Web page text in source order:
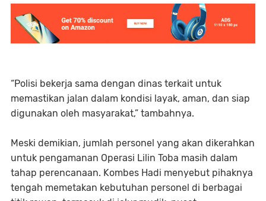
“Polisi bekerja sama dengan dinas terkait untuk
memastikan jalan dalam kondisi layak, aman, dan siap
digunakan oleh masyarakat,” tambahnya.
Meski demikian, jumlah personel yang akan dikerahkan
untuk pengamanan Operasi Lilin Toba masih dalam
tahap perencanaan. Kombes Hadi menyebut pihaknya
tengah memetakan kebutuhan personel di berbagai